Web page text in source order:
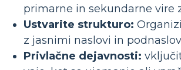
primarne in sekundarne vire
Ustvarite strukturo:
z jasnimi naslovi in
Privlačne dejavnosti: